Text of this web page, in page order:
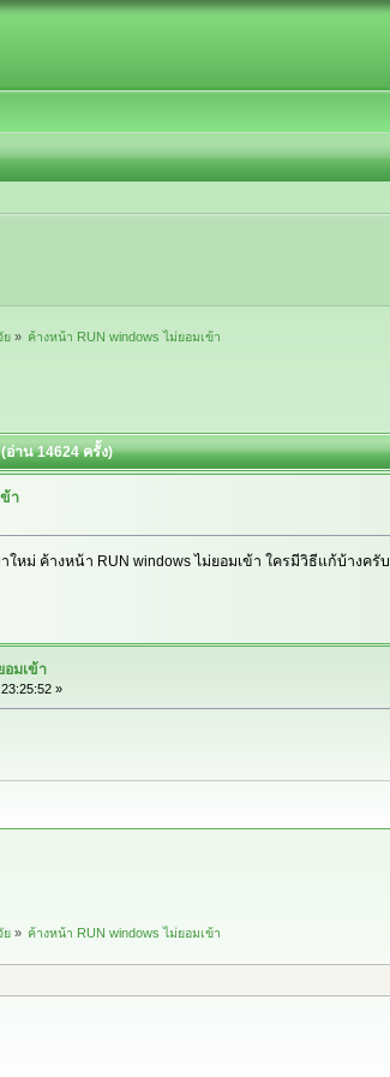
ย » ค้างหน้า RUN windows ไม่ยอมเข้า
าน 14624 ครั้ง)
า
ใหม่ ค้างหน้า RUN windows ไม่ยอมเข้า ใครมีวิธีแก้บ้างครับ
อมเข้า
»
ย » ค้างหน้า RUN windows ไม่ยอมเข้า